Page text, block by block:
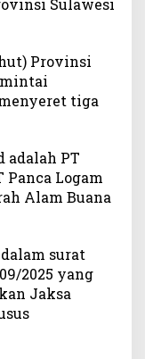
Provinsi
tiga
adalah PT
Panca Logam
Alam Buana
surat
2025 yang
Jaksa